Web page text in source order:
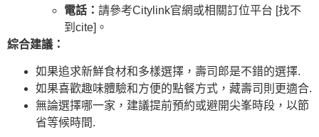
電話： 請參考Citylink官網或相關訂位平台 [找不
到cite]。
綜合建議：
如果追求新鮮食材和多樣選擇，壽司郎是不錯的選擇.
如果喜歡趣味體驗和方便的點餐方式，藏壽司則更適合.
無論選擇哪一家，建議提前預約或避開尖峯時段，以節
省等候時間.